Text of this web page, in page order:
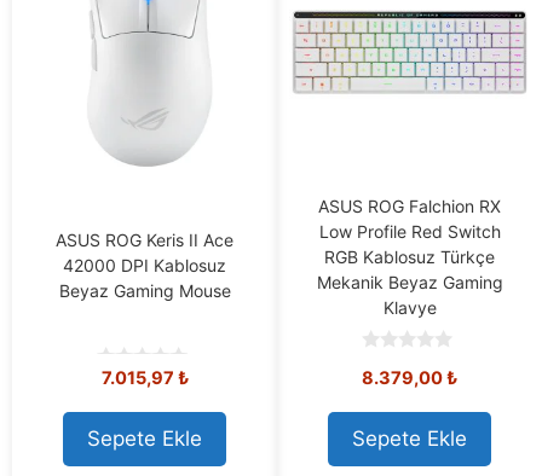
ASUS ROG Keris II Ace
42000 DPI Kablosuz
Beyaz Gaming Mouse
0
u
t
o
f
7.015,97 ₺
Sepete Ekle
ASUS ROG Falchion RX
Low Profile Red Switch
RGB Kablosuz Türkçe
Mekanik Beyaz Gaming
Klavye
o
t
o
f
5
8.379,00₺
Sepete Ekle